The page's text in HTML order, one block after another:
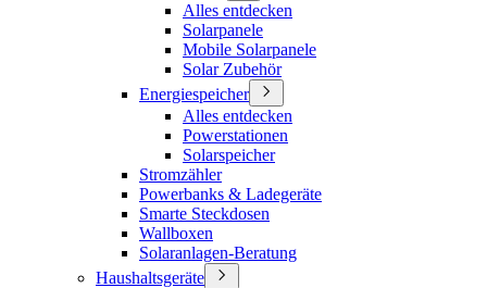
Alles entdecken
Solarpanele
Mobile Solarpanele
Solar Zubehör
Energiespeicher
Alles entdecken
Powerstationen
Solarspeicher
Stromzähler
Powerbanks & Ladegeräte
Smarte Steckdosen
Wallboxen
Solaranlagen-Beratung
Haushaltsgeräte